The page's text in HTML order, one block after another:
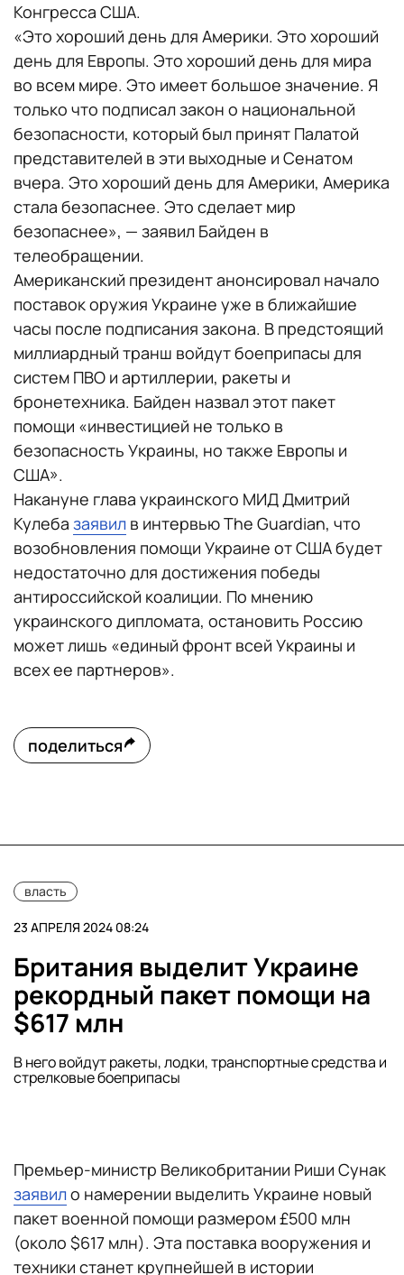
Конгресса США.
«Это хороший день для Америки. Это хороший
день для Европы. Это хороший день для мира
во всем мире. Это имеет большое значение. Я
только что подписал закон о национальной
безопасности, который был принят Палатой
представителей в эти выходные и Сенатом
вчера. Это хороший день для Америки, Америка
стала безопаснее. Это сделает мир
безопаснее», — заявил Байден в
телеобращении.
Американский президент анонсировал начало
поставок оружия Украине уже в ближайшие
часы после подписания закона. В предстоящий
миллиардный транш войдут боеприпасы для
систем ПВО и артиллерии, ракеты и
бронетехника. Байден назвал этот пакет
помощи «инвестицией не только в
безопасность Украины, но также Европы и
США».
Накануне глава украинского МИД Дмитрий
Кулеба заявил в интервью The Guardian, что
возобновления помощи Украине от США будет
недостаточно для достижения победы
антироссийской коалиции. По мнению
украинского дипломата, остановить Россию
может лишь «единый фронт всей Украины и
всех ее партнеров».
поделиться
власть
23 АПРЕЛЯ 2024 08:24
Британия выделит Украине
рекордный пакет помощи на
$617 млн
В него войдут ракеты, лодки, транспортные средства и
стрелковые боеприпасы
Премьер-министр Великобритании Риши Сунак
заявило намерении выделить Украине новый
пакет военной помощи размером £500 млн
(около $617 млн). Эта поставка вооружения и
техники станет крупнейшей в истории